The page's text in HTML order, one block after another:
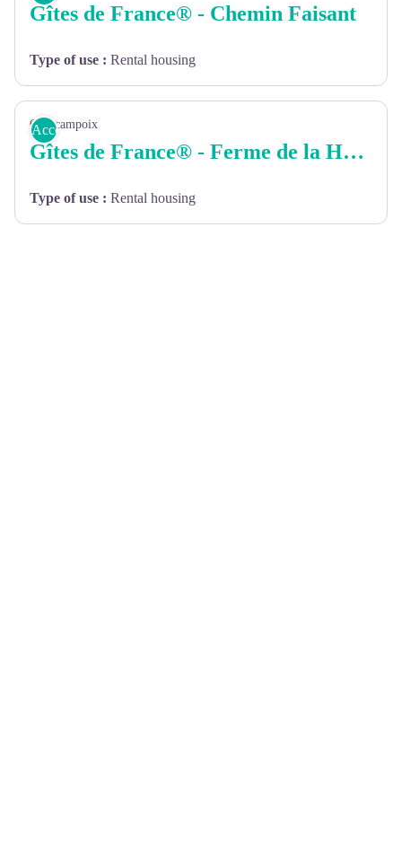
Gîtes de France® - Chemin Faisant
Type of use : Rental housing
Accommodation
Quincampoix
Gîtes de France® - Ferme de la Houssaye
Type of use : Rental housing